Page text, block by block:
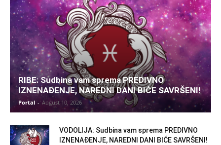
RIBE: Sudbina vam sprema PREDIVNO
IZNENAĐENJE, NAREDNI DANI BIĆE SAVRŠENI!
Portal - August 10, 2026
VODOLIJA: Sudbina vam sprema PREDIVNO
IZNENAĐENJE, NAREDNI DANI BIĆE SAVRŠENI!